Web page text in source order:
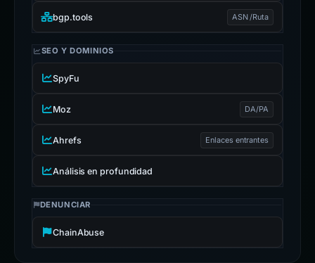
bgp.tools ASN /Ruta
SEO Y DOMINIOS
SpyFu
Moz DA/PA
Ahrefs Enlaces entrantes
Análisis en profundidad
DENUNCIAR
ChainAbuse